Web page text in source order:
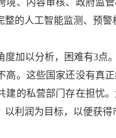
境、内容审核、政府监
的人工智能监测、预
以分析，困难有3点
高。这些国家还没有真
建的私营部门存在担忧
利润为目标，以便获